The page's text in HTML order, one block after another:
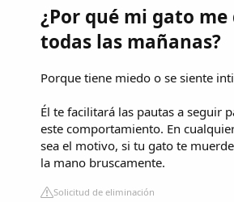
¿Por qué mi gato
todas las mañanas?
Porque tiene miedo o se siente
Él te facilitará las pautas a seguir
este comportamiento. En
sea el motivo, si tu gato te
la mano bruscamente.
Solicitud de eliminación